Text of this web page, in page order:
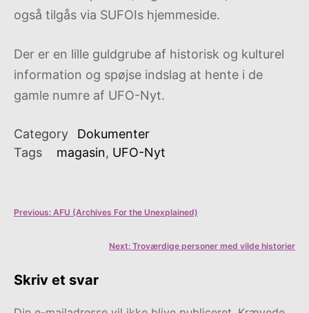
også tilgås via SUFOIs hjemmeside.
Der er en lille guldgrube af historisk og kulturel
information og spøjse indslag at hente i de
gamle numre af UFO-Nyt.
Category
Dokumenter
Tags
magasin, UFO-Nyt
Indlægsnavigation
Previous: AFU (Archives For the Unexplained)
Next: Troværdige personer med vilde historier
Skriv et svar